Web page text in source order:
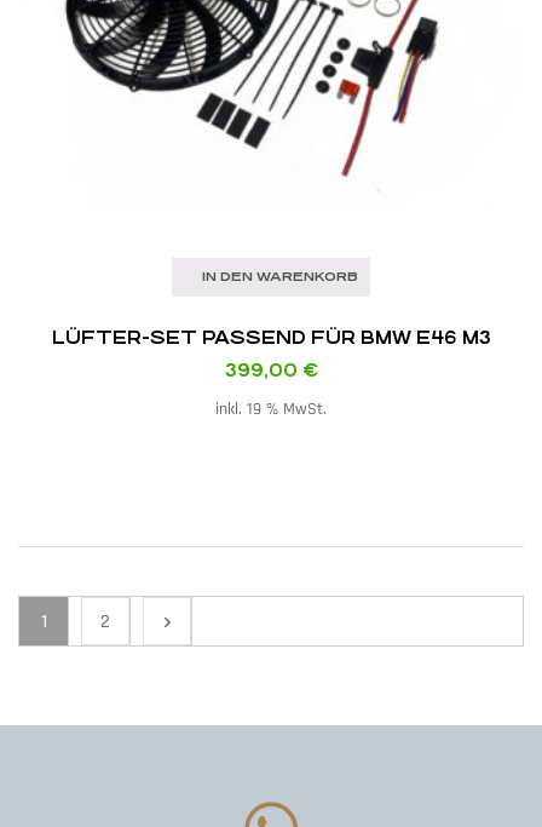
IN DEN WARENKORB
LÜFTER-SET PASSEND FÜR BMW E46 M3
399,00 €
inkl. 19 % MwSt.
1 2